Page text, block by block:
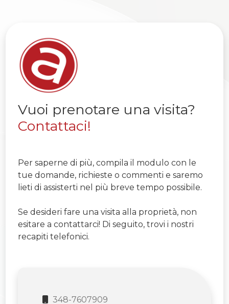
Vuoi prenotare una visita?
Contattaci!
Per saperne di più, compila il modulo con le
tue domande, richieste o commenti e saremo
lieti di assisterti nel più breve tempo possibile.
Se desideri fare una visita alla proprietà, non
esitare a contattarci! Di seguito, trovi i nostri
recapiti telefonici.
348-7607909